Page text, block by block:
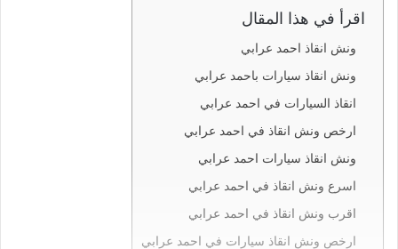
اقرأ في هذا المقال
ونش انقاذ احمد عرابي
ونش انقاذ سيارات باحمد عرابي
انقاذ السيارات في احمد عرابي
ارخص ونش انقاذ في احمد عرابي
ونش انقاذ سيارات احمد عرابي
اسرع ونش انقاذ في احمد عرابي
اقرب ونش انقاذ في احمد عرابي
ارخص ونش انقاذ سيارات في احمد عرابي